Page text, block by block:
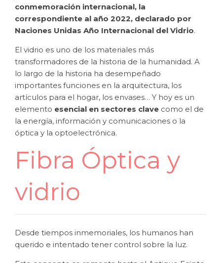
conmemoración internacional, la
correspondiente al año 2022, declarado por
Naciones Unidas Año Internacional del Vidrio.
El vidrio es uno de los materiales más
transformadores de la historia de la humanidad. A
lo largo de la historia ha desempeñado
importantes funciones en la arquitectura, los
artículos para el hogar, los envases… Y hoy es un
elemento esencial en sectores clave como el de
la energía, información y comunicaciones o la
óptica y la optoelectrónica.
Fibra Óptica y
vidrio
Desde tiempos inmemoriales, los humanos han
querido e intentado tener control sobre la luz.